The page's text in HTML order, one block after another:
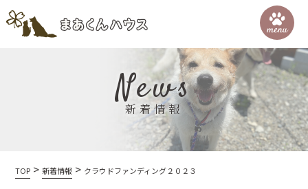
News
新着情報
TOP >新着情報 > クラウドファンディング２０２３